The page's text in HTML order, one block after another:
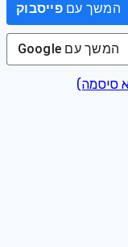
המשך עםפייסבוק
המשך עם Google
סיסמה)